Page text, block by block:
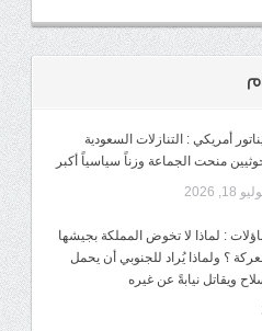
أمريكي : التنازلات السعودية
منحت الجماعة وزناً سياسياً أكبر
18, 2026
: لماذا لا تخوض المملكة بجيشها
؟ ولماذا يُراد للجنوبي أن يحمل
ويقاتل نيابةً عن غيره